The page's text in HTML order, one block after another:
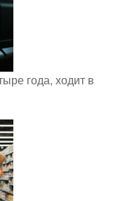
года, ходит в